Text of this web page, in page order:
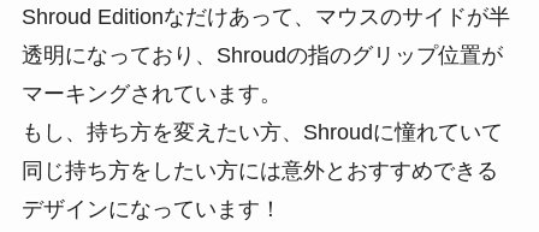
Shroud Editionなだけあって、マウスのサイドが半
透明になっており、Shroudの指のグリップ位置が
マーキングされています。
もし、持ち方を変えたい方、Shroudに憧れていて
同じ持ち方をしたい方には意外とおすすめできる
デザインになっています！